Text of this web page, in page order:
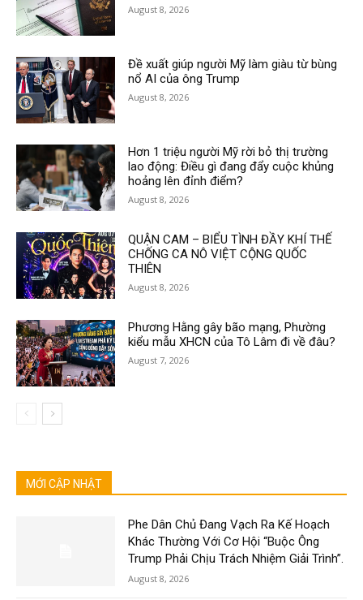
August 8, 2026
Đề xuất giúp người Mỹ làm giàu từ bùng
nổ AI của ông Trump
August 8, 2026
Hơn 1 triệu người Mỹ rời bỏ thị trường
lao động: Điều gì đang đẩy cuộc khủng
hoảng lên đỉnh điểm?
August 8, 2026
QUẬN CAM – BIỂU TÌNH ĐẦY KHÍ THẾ
CHỐNG CA NÔ VIỆT CỘNG QUỐC
THIÊN
August 8, 2026
Phương Hằng gây bão mạng, Phường
kiểu mẫu XHCN của Tô Lâm đi về đâu?
August 7, 2026
MỚI CẬP NHẬT
Phe Dân Chủ Đang Vạch Ra Kế Hoạch
Khác Thường Với Cơ Hội “Buộc Ông
Trump Phải Chịu Trách Nhiệm Giải Trình”.
August 8, 2026